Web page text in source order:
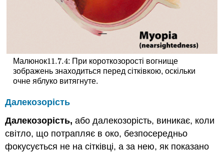
Малюнок11.7.4
11.7.4: При короткозорості вогнище
зображень знаходиться перед сітківкою, оскільки
очне яблуко витягнуте.
Далекозорість
Далекозорість, або далекозорість, виникає, коли
світло, що потрапляє в око, безпосередньо
фокусується не на сітківці, а за нею, як показано